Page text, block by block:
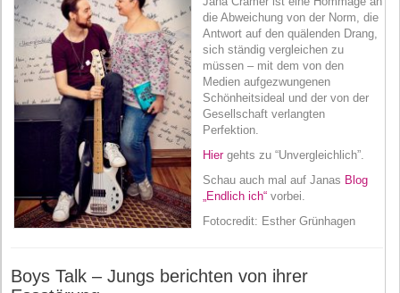
die Abweichung von der Norm, die
Antwort auf den quälenden Drang,
sich ständig vergleichen zu
müssen – mit dem von den
Medien aufgezwungenen
Schönheitsideal und der von der
Gesellschaft verlangten
Perfektion.
Hiergehts zu “Unvergleichlich”.
Schau auch mal auf Janas Blog
„Endlich ich“ vorbei.
Fotocredit: Esther Grünhagen
Boys Talk – Jungs berichten von ihrer